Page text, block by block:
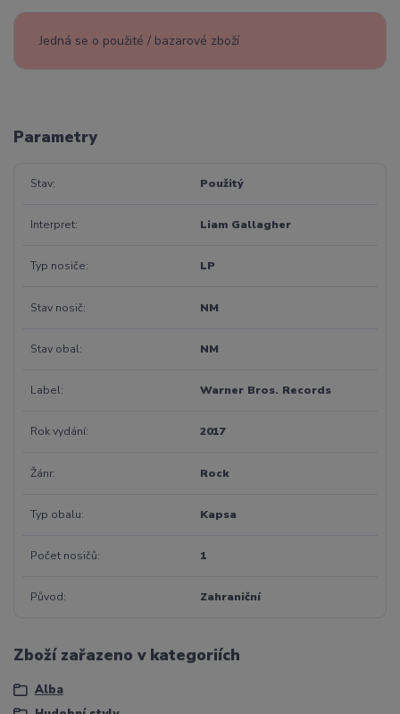
Jedná se o použité / bazarové zboží
Parametry
Stav Použitý
Interpret Liam Gallagher
Typ nosiče LP
Stav nosič NM
Stav obal NM
Label Warner Bros. Records
Rok vydání 2017
Žánr Rock
Typ obalu Kapsa
Počet nosičů 1
Původ Zahraniční
Zboží zařazeno v kategoriích
Alba